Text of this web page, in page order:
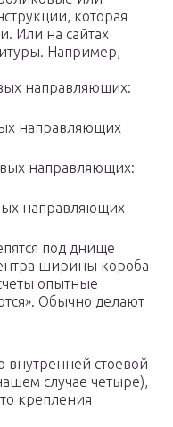
которая
Или на сайтах
Например,
направляющих:
направляющих
направляющих:
направляющих
под днище
ширины короба
опытные
Обычно делают
внутренней стоевой
случае четыре),
крепления